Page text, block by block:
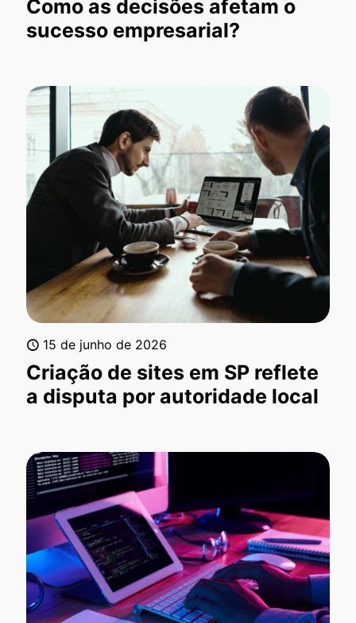
Como as decisões afetam o
sucesso empresarial?
15 de junho de 2026
Criação de sites em SP reflete
a disputa por autoridade local